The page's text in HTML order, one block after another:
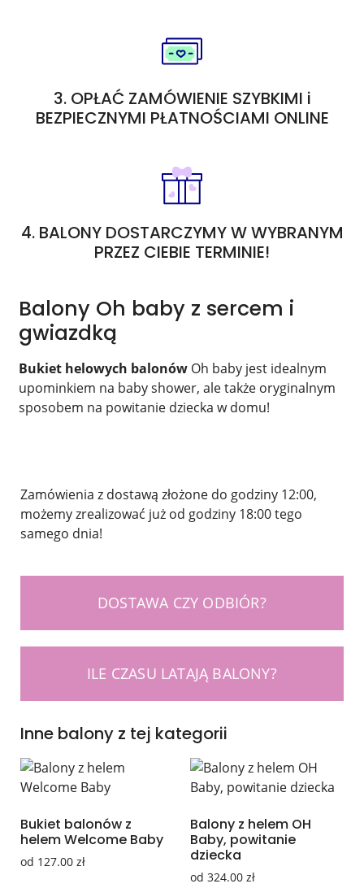
3. OPŁAĆ ZAMÓWIENIE SZYBKIMI i
BEZPIECZNYMI PŁATNOŚCIAMI ONLINE
4. BALONY DOSTARCZYMY W WYBRANYM
PRZEZ CIEBIE TERMINIE!
Balony Oh baby z sercem i
gwiazdką
Bukiet helowych balonówOh baby jest idealnym
upominkiem na baby shower, ale także oryginalnym
sposobem na powitanie dziecka w domu!
Zamówienia z dostawą złożone do godziny 12:00,
możemy zrealizować już od godziny 18:00 tego
samego dnia!
DOSTAWA CZY ODBIÓR?
ILE CZASU LATAJĄ BALONY?
Inne balony z tej kategorii
Bukiet balonów z
helem Welcome Baby
od 127.00 zł
Balony z helem OH
Baby, powitanie
dziecka
od 324.00 zł